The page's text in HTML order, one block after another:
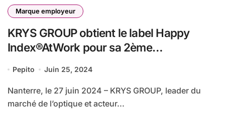
Marque employeur
KRYS GROUP obtient le label Happy
Index®AtWork pour sa 2ème
Pepito Juin 25, 2024
Nanterre, le 27 juin 2024 – KRYS GROUP, leader du
marché de l’optique et acteur...